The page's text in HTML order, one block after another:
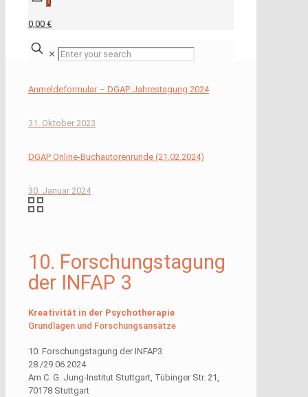
0,00 €
✕
Anmeldeformular – DGAP Jahrestagung 2024
31. Oktober 2023
DGAP Online-Buchautorenrunde (21.02.2024)
30. Januar 2024
10. Forschungstagung
der INFAP 3
Kreativität in der Psychotherapie
Grundlagen und Forschungsansätze
10. Forschungstagung der INFAP3
28./29.06.2024
Am C. G. Jung-Institut Stuttgart, Tübinger Str. 21,
70178 Stuttgart